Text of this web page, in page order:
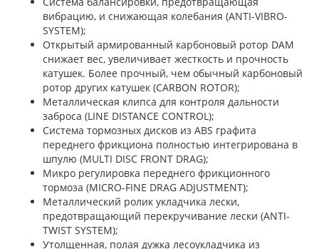
вибрацию, и снижающая колебания (ANTI-VIBRO-
SYSTEM);
Открытый армированный карбоновый ротор DAM
снижает вес, увеличивает жесткость и прочность
катушек. Более прочный, чем обычный карбоновый
ротор других катушек (CARBON ROTOR);
Металлическая клипса для контроля дальности
заброса (LINE DISTANCE CONTROL);
Система тормозных дисков из ABS графита
переднего фрикциона полностью интегрирована в
шпулю (MULTI DISC FRONT DRAG);
Микро регулировка переднего фрикционного
тормоза (MICRO-FINE DRAG ADJUSTMENT);
Металлический ролик укладчика лески,
предотвращающий перекручивание лески (ANTI-
TWIST SYSTEM);
Утолщенная, полая дужка лесоукладчика из